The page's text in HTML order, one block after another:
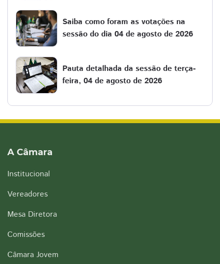
Saiba como foram as votações na
sessão do dia 04 de agosto de 2026
Pauta detalhada da sessão de terça-
feira, 04 de agosto de 2026
A Câmara
Institucional
Vereadores
Mesa Diretora
Comissões
Câmara Jovem